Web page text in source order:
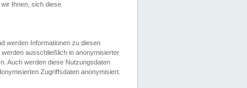
Ihnen, sich diese
werden Informationen zu diesen
ausschließlich in anonymisierter
Auch werden diese Nutzungsdaten
Zugriffsdaten anonymisiert.